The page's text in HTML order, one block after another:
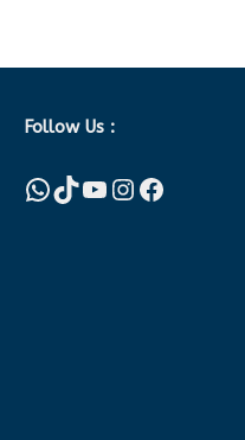
Follow Us :
WhatsApp
TikTok
YouTube
Instagram
Facebook